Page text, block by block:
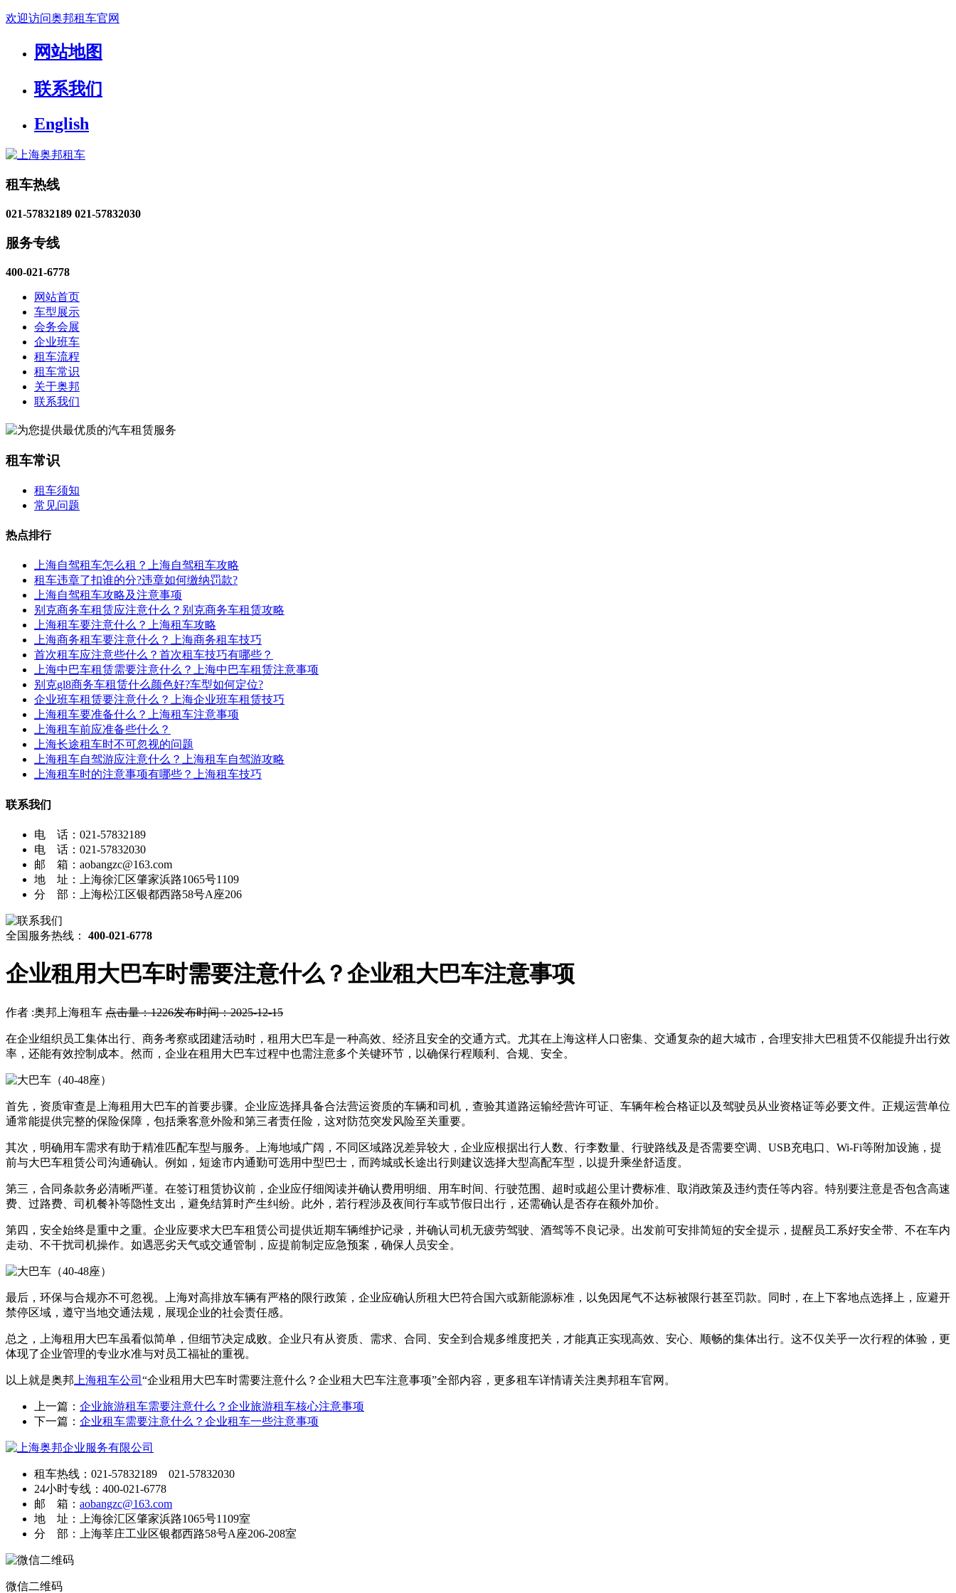
欢迎访问奥邦租车官网
网站地图
联系我们
English
租车热线
021-57832189 021-57832030
服务专线
400-021-6778
网站首页
车型展示
会务会展
企业班车
租车流程
租车常识
关于奥邦
联系我们
租车常识
租车须知
常见问题
热点排行
上海自驾租车怎么租？上海自驾租车攻略
租车违章了扣谁的分?违章如何缴纳罚款?
上海自驾租车攻略及注意事项
别克商务车租赁应注意什么？别克商务车租赁攻略
上海租车要注意什么？上海租车攻略
上海商务租车要注意什么？上海商务租车技巧
首次租车应注意些什么？首次租车技巧有哪些？
上海中巴车租赁需要注意什么？上海中巴车租赁注意事项
别克gl8商务车租赁什么颜色好?车型如何定位?
企业班车租赁要注意什么？上海企业班车租赁技巧
上海租车要准备什么？上海租车注意事项
上海租车前应准备些什么？
上海长途租车时不可忽视的问题
上海租车自驾游应注意什么？上海租车自驾游攻略
上海租车时的注意事项有哪些？上海租车技巧
联系我们
电 话：021-57832189
电 话：021-57832030
邮 箱：aobangzc@163.com
地 址：上海徐汇区肇家浜路1065号1109
分 部：上海松江区银都西路58号A座206
全国服务热线： 400-021-6778
企业租用大巴车时需要注意什么？企业租大巴车注意事项
作者 :奥邦上海租车 点击量：1226发布时间：2025-12-15
在企业组织员工集体出行、商务考察或团建活动时，租用大巴车是一种高效、经济且安全的交通方式。尤其在上海这样人口密集、交通复杂的超大城市，合理安排大巴租赁不仅能提升出行效
率，还能有效控制成本。然而，企业在租用大巴车过程中也需注意多个关键环节，以确保行程顺利、合规、安全。
首先，资质审查是上海租用大巴车的首要步骤。企业应选择具备合法营运资质的车辆和司机，查验其道路运输经营许可证、车辆年检合格证以及驾驶员从业资格证等必要文件。正规运营单位
通常能提供完整的保险保障，包括乘客意外险和第三者责任险，这对防范突发风险至关重要。
其次，明确用车需求有助于精准匹配车型与服务。上海地域广阔，不同区域路况差异较大，企业应根据出行人数、行李数量、行驶路线及是否需要空调、USB充电口、Wi-Fi等附加设施，提
前与大巴车租赁公司沟通确认。例如，短途市内通勤可选用中型巴士，而跨城或长途出行则建议选择大型高配车型，以提升乘坐舒适度。
第三，合同条款务必清晰严谨。在签订租赁协议前，企业应仔细阅读并确认费用明细、用车时间、行驶范围、超时或超公里计费标准、取消政策及违约责任等内容。特别要注意是否包含高速
费、过路费、司机餐补等隐性支出，避免结算时产生纠纷。此外，若行程涉及夜间行车或节假日出行，还需确认是否存在额外加价。
第四，安全始终是重中之重。企业应要求大巴车租赁公司提供近期车辆维护记录，并确认司机无疲劳驾驶、酒驾等不良记录。出发前可安排简短的安全提示，提醒员工系好安全带、不在车内
走动、不干扰司机操作。如遇恶劣天气或交通管制，应提前制定应急预案，确保人员安全。
最后，环保与合规亦不可忽视。上海对高排放车辆有严格的限行政策，企业应确认所租大巴符合国六或新能源标准，以免因尾气不达标被限行甚至罚款。同时，在上下客地点选择上，应避开
禁停区域，遵守当地交通法规，展现企业的社会责任感。
总之，上海租用大巴车虽看似简单，但细节决定成败。企业只有从资质、需求、合同、安全到合规多维度把关，才能真正实现高效、安心、顺畅的集体出行。这不仅关乎一次行程的体验，更
体现了企业管理的专业水准与对员工福祉的重视。
以上就是奥邦 上海租车公司 “企业租用大巴车时需要注意什么？企业租大巴车注意事项”全部内容，更多租车详情请关注奥邦租车官网。
上一篇： 企业旅游租车需要注意什么？企业旅游租车核心注意事项
下一篇： 企业租车需要注意什么？企业租车一些注意事项
租车热线：021-57832189 021-57832030
24小时专线：400-021-6778
邮 箱： aobangzc@163.com
地 址：上海徐汇区肇家浜路1065号1109室
分 部：上海莘庄工业区银都西路58号A座206-208室
微信二维码